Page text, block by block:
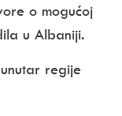
o mogućoj
u Albaniji.
regije